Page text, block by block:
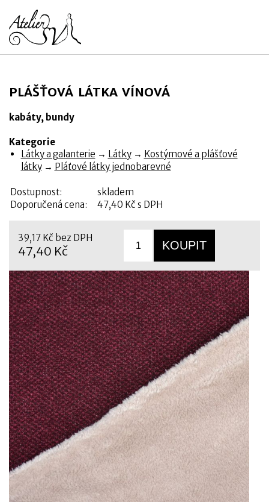
PLÁŠŤOVÁ LÁTKA VÍNOVÁ
kabáty, bundy
Kategorie
Látky a galanterie → Látky→ Kostýmové a plášťové
látky→ Pláťové látky jednobarevné
Dostupnost:
skladem
Doporučená cena:
47,40 Kč s DPH
39,17 Kč bez DPH
47,40 Kč